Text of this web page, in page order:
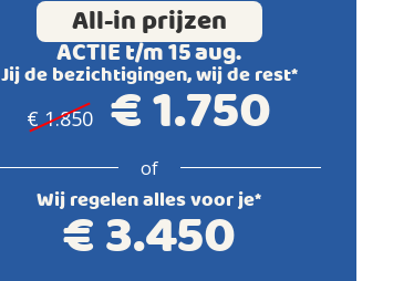
All-in prijzen
ACTIE t/m 15 aug.
Jij de bezichtigingen, wij de rest*
€1.850 €1.750
of
Wij regelen alles voor je*
€3.450